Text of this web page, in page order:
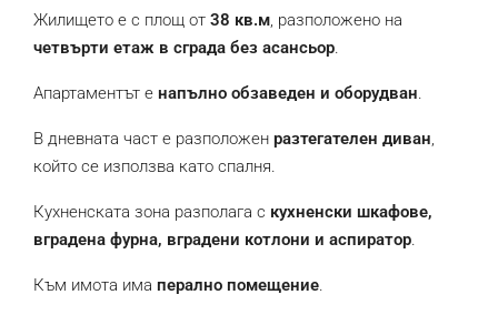
Жилището е с площ от 38 кв.м, разположено на
четвърти етаж в сграда без асансьор.
Апартаментът е напълно обзаведен и оборудван.
В дневната част е разположен разтегателен диван,
който се използва като спалня.
Кухненската зона разполага с кухненски шкафове,
вградена фурна, вградени котлони и аспиратор.
Към имота има перално помещение.